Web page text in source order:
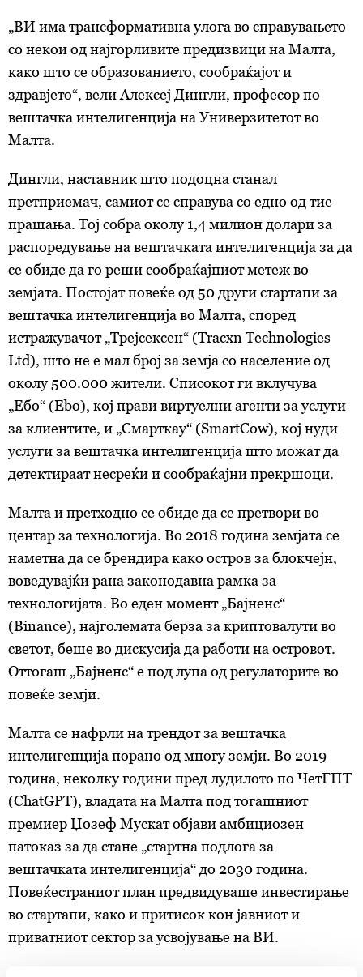
„ВИ има трансформативна улога во справувањето
со некои од најгорливите предизвици на Малта,
како што се образованието, сообраќајот и
здравјето“, вели Алексеј Дингли, професор по
вештачка интелигенција на Универзитетот во
Малта.
Дингли, наставник што подоцна станал
претприемач, самиот се справува со едно од тие
прашања. Тој собра околу 1,4 милион долари за
распоредување на вештачката интелигенција за да
се обиде да го реши сообраќајниот метеж во
земјата. Постојат повеќе од 50 други стартапи за
вештачка интелигенција во Малта, според
истражувачот „Трејсексен“ (Tracxn Technologies
Ltd), што не е мал број за земја со население од
околу 500.000 жители. Списокот ги вклучува
„Ебо“ (Ebo), кој прави виртуелни агенти за услуги
за клиентите, и „Смарткау“ (SmartCow), кој нуди
услуги за вештачка интелигенција што можат да
детектираат несреќи и сообраќајни прекршоци.
Малта и претходно се обиде да се претвори во
центар за технологија. Во 2018 година земјата се
наметна да се брендира како остров за блокчејн,
воведувајќи рана законодавна рамка за
технологијата. Во еден момент „Бајненс“
(Binance), најголемата берза за криптовалути во
светот, беше во дискусија да работи на островот.
Оттогаш „Бајненс“ е под лупа од регулаторите во
повеќе земји.
Малта се нафрли на трендот за вештачка
интелигенција порано од многу земји. Во 2019
година, неколку години пред лудилото по ЧетГПТ
(ChatGPT), владата на Малта под тогашниот
премиер Џозеф Мускат објави амбициозен
патоказ за да стане „стартна подлога за
вештачката интелигенција“ до 2030 година.
Повеќестраниот план предвидуваше инвестирање
во стартапи, како и притисок кон јавниот и
приватниот сектор за усвојување на ВИ.